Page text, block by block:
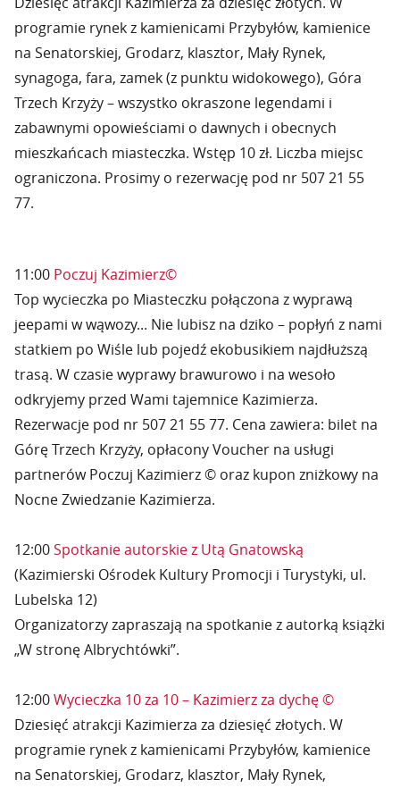
programie rynek z kamienicami Przybyłów, kamienice
na Senatorskiej, Grodarz, klasztor, Mały Rynek,
synagoga, fara, zamek (z punktu widokowego), Góra
Trzech Krzyży – wszystko okraszone legendami i
zabawnymi opowieściami o dawnych i obecnych
mieszkańcach miasteczka. Wstęp 10 zł. Liczba miejsc
ograniczona. Prosimy o rezerwację pod nr 507 21 55
77.
11:00 Poczuj Kazimierz©
Top wycieczka po Miasteczku połączona z wyprawą
jeepami w wąwozy... Nie lubisz na dziko – popłyń z nami
statkiem po Wiśle lub pojedź ekobusikiem najdłuższą
trasą. W czasie wyprawy brawurowo i na wesoło
odkryjemy przed Wami tajemnice Kazimierza.
Rezerwacje pod nr 507 21 55 77. Cena zawiera: bilet na
Górę Trzech Krzyży, opłacony Voucher na usługi
partnerów Poczuj Kazimierz © oraz kupon zniżkowy na
Nocne Zwiedzanie Kazimierza.
12:00Spotkanie autorskie z Utą Gnatowską
(Kazimierski Ośrodek Kultury Promocji i Turystyki, ul.
Lubelska 12)
Organizatorzy zapraszają na spotkanie z autorką książki
„W stronę Albrychtówki”.
12:00Wycieczka 10 za 10 – Kazimierz za dychę ©
Dziesięć atrakcji Kazimierza za dziesięć złotych. W
programie rynek z kamienicami Przybyłów, kamienice
na Senatorskiej, Grodarz, klasztor, Mały Rynek,